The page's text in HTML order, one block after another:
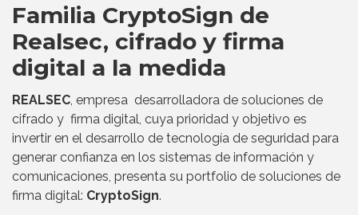
Familia CryptoSign de
Realsec, cifrado y firma
digital a la medida
REALSEC , empresa desarrolladora de soluciones de
cifrado y firma digital, cuya prioridad y objetivo es
invertir en el desarrollo de tecnología de seguridad para
generar confianza en los sistemas de información y
comunicaciones, presenta su portfolio de soluciones de
firma digital: CryptoSign.